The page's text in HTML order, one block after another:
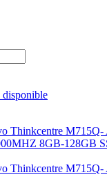
disponible